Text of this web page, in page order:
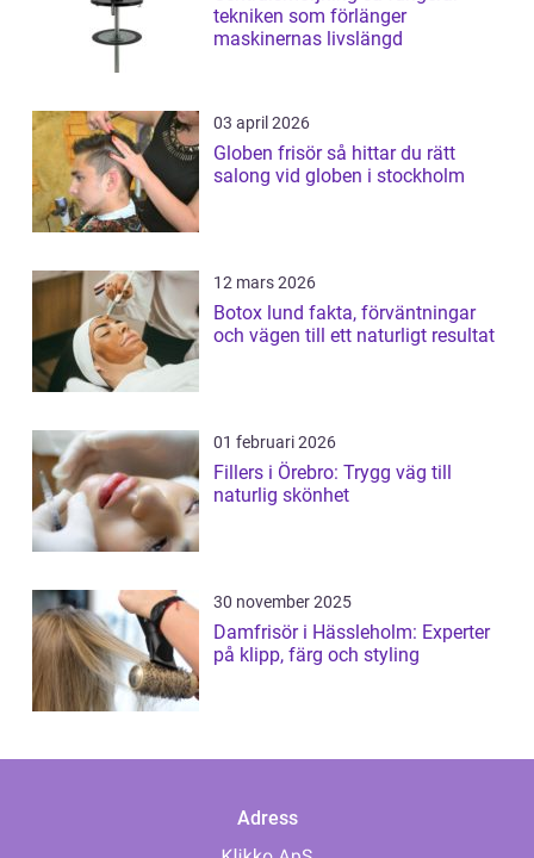
tekniken som förlänger
maskinernas livslängd
03 april 2026
Globen frisör så hittar du rätt
salong vid globen i stockholm
12 mars 2026
Botox lund fakta, förväntningar
och vägen till ett naturligt resultat
01 februari 2026
Fillers i Örebro: Trygg väg till
naturlig skönhet
30 november 2025
Damfrisör i Hässleholm: Experter
på klipp, färg och styling
Adress